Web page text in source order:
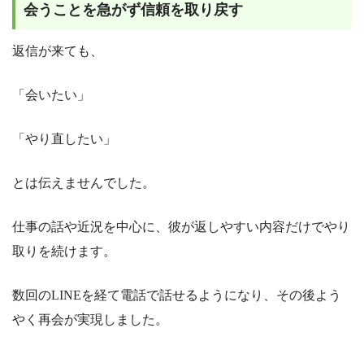
会うことを急がず信頼を取り戻す
返信が来ても、
「会いたい」
「やり直したい」
とは伝えませんでした。
仕事の話や近況を中心に、彼が返しやすい内容だけでやり
取りを続けます。
数回のLINEを経て電話で話せるようになり、その後よう
やく再会が実現しました。